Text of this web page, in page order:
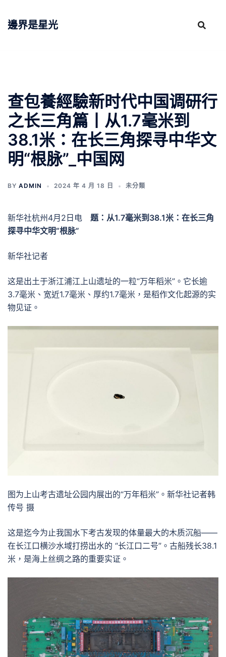
邊界是星光
查包養經驗新时代中国调研行
之长三角篇丨从1.7毫米到
38.1米：在长三角探寻中华文
明“根脉”_中国网
BY ADMIN 2024 年 4 月 18 日 未分類
新华社杭州4月2日电 题：从1.7毫米到38.1米：在长三角
探寻中华文明“根脉”
新华社记者
这是出土于浙江浦江上山遗址的一粒“万年稻米”。它长逾
3.7毫米、宽近1.7毫米、厚约1.7毫米，是稻作文化起源的实
物见证。
图为上山考古遗址公园内展出的“万年稻米”。新华社记者韩
传号 摄
这是迄今为止我国水下考古发现的体量最大的木质沉船——
在长江口横沙水域打捞出水的 “长江口二号”。古船残长38.1
米，是海上丝绸之路的重要实证。